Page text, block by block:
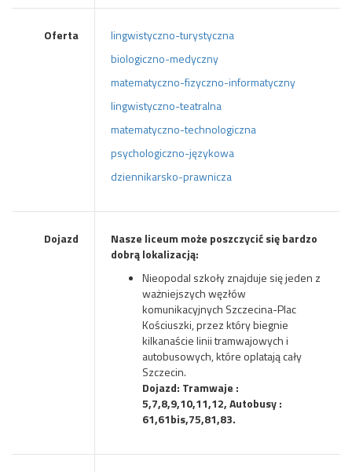
Oferta
lingwistyczno-turystyczna
biologiczno-medyczny
matematyczno-fizyczno-informatyczny
lingwistyczno-teatralna
matematyczno-technologiczna
psychologiczno-językowa
dziennikarsko-prawnicza
Dojazd
Nasze liceum może poszczycić się bardzo
dobrą lokalizacją:
Nieopodal szkoły znajduje się jeden z
ważniejszych węzłów
komunikacyjnych Szczecina-Plac
Kościuszki, przez który biegnie
kilkanaście linii tramwajowych i
autobusowych, które oplatają cały
Szczecin.
Dojazd: Tramwaje :
5,7,8,9,10,11,12, Autobusy :
61,61bis,75,81,83.